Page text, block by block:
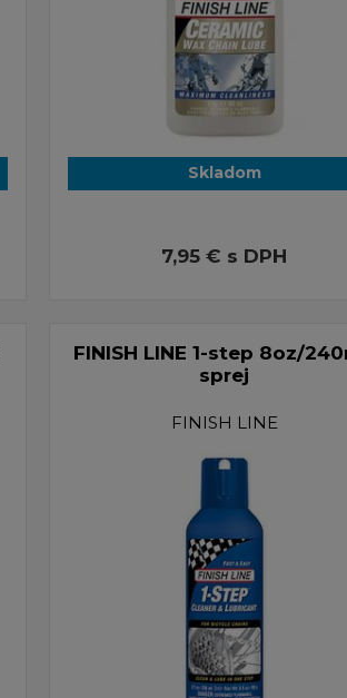
Skladom
7,95 € s DPH
FINISH LINE 1-step 8oz/
sprej
FINISH LINE